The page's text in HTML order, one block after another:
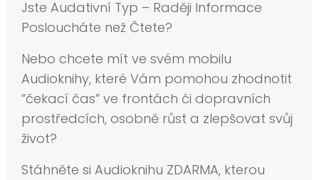
Jste Audativní Typ – Raději Informace
Posloucháte než Čtete?
Nebo chcete mít ve svém mobilu
Audioknihy, které Vám pomohou zhodnotit
“čekací čas” ve frontách či dopravních
prostředcích, osobně růst a zlepšovat svůj
život?
Stáhněte si Audioknihu ZDARMA, kterou